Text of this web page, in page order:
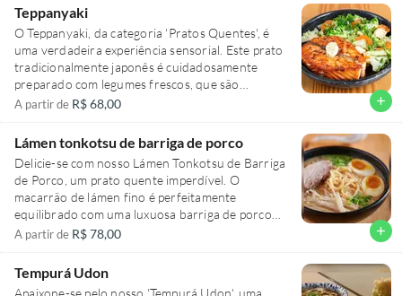
paladar mais exigente.
Teppanyaki
O Teppanyaki, da categoria 'Pratos Quentes', é
uma verdadeira experiência sensorial. Este prato
tradicionalmente japonês é cuidadosamente
preparado com legumes frescos, que são
habilmente grelhados para manter a textura
gohan, um arroz branco delicado e saboroso,
que equilibra perfeitamente o prato. Cada
ingrediente é cuidadosamente escolhido e cozido
à perfeição para proporcionar uma experiência
culinária inesquecível. É uma refeição completa e
nutritiva, perfeita para quem aprecia a genuína
culinária oriental.
A partir de R$ 68,00 add
Lámen tonkotsu de barriga de porco
Delicie-se com nosso Lámen Tonkotsu de Barriga
de Porco, um prato quente imperdível. O
macarrão de lámen fino é perfeitamente
equilibrado com uma luxuosa barriga de porco
grelhada, que derrete na boca. Acompanha tofú
trazendo uma explosão de sabores. A folha de
nori adiciona uma textura única, enquanto o ovo
A partir de R$ 78,00 add
Tempurá Udon
Apaixone-se pelo nosso 'Tempurá Udon', uma